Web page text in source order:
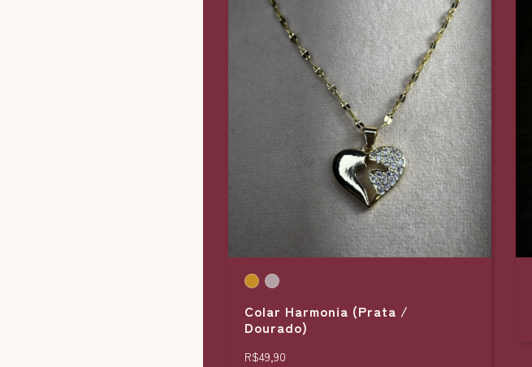
Colar Harmonia (Prata /
Dourado)
R$49,90